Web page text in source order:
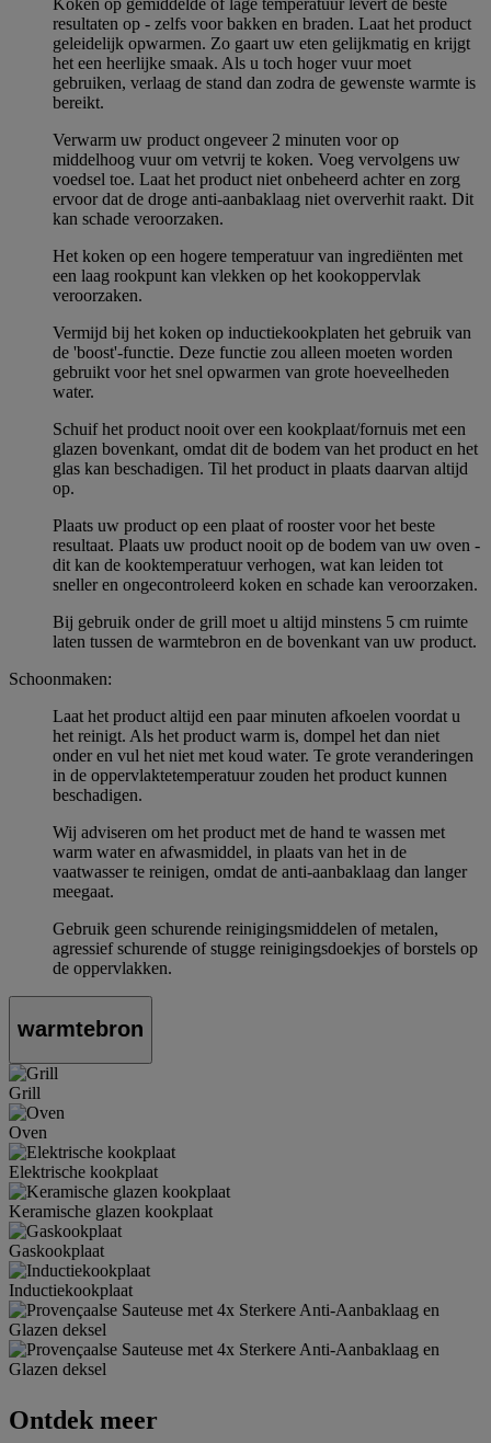
resultaten op - zelfs voor bakken en braden. Laat het product
geleidelijk opwarmen. Zo gaart uw eten gelijkmatig en krijgt
het een heerlijke smaak. Als u toch hoger vuur moet
gebruiken, verlaag de stand dan zodra de gewenste warmte is
bereikt.
Verwarm uw product ongeveer 2 minuten voor op
middelhoog vuur om vetvrij te koken. Voeg vervolgens uw
voedsel toe. Laat het product niet onbeheerd achter en zorg
ervoor dat de droge anti-aanbaklaag niet oververhit raakt. Dit
kan schade veroorzaken.
Het koken op een hogere temperatuur van ingrediënten met
een laag rookpunt kan vlekken op het kookoppervlak
veroorzaken.
Vermijd bij het koken op inductiekookplaten het gebruik van
de 'boost'-functie. Deze functie zou alleen moeten worden
gebruikt voor het snel opwarmen van grote hoeveelheden
water.
Schuif het product nooit over een kookplaat/fornuis met een
glazen bovenkant, omdat dit de bodem van het product en het
glas kan beschadigen. Til het product in plaats daarvan altijd
op.
Plaats uw product op een plaat of rooster voor het beste
resultaat. Plaats uw product nooit op de bodem van uw oven -
dit kan de kooktemperatuur verhogen, wat kan leiden tot
sneller en ongecontroleerd koken en schade kan veroorzaken.
Bij gebruik onder de grill moet u altijd minstens 5 cm ruimte
laten tussen de warmtebron en de bovenkant van uw product.
Schoonmaken:
Laat het product altijd een paar minuten afkoelen voordat u
het reinigt. Als het product warm is, dompel het dan niet
onder en vul het niet met koud water. Te grote veranderingen
in de oppervlaktetemperatuur zouden het product kunnen
beschadigen.
Wij adviseren om het product met de hand te wassen met
warm water en afwasmiddel, in plaats van het in de
vaatwasser te reinigen, omdat de anti-aanbaklaag dan langer
meegaat.
Gebruik geen schurende reinigingsmiddelen of metalen,
agressief schurende of stugge reinigingsdoekjes of borstels op
de oppervlakken.
warmtebron
Grill
Oven
Elektrische kookplaat
Keramische glazen kookplaat
Gaskookplaat
Inductiekookplaat
Ontdek meer